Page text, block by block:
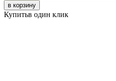
в корзину
Купитьв один клик